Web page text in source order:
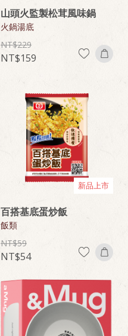
山頭火監製松茸風味鍋
火鍋湯底
229
159
新品上市
百搭基底蛋炒飯
飯類
59
54